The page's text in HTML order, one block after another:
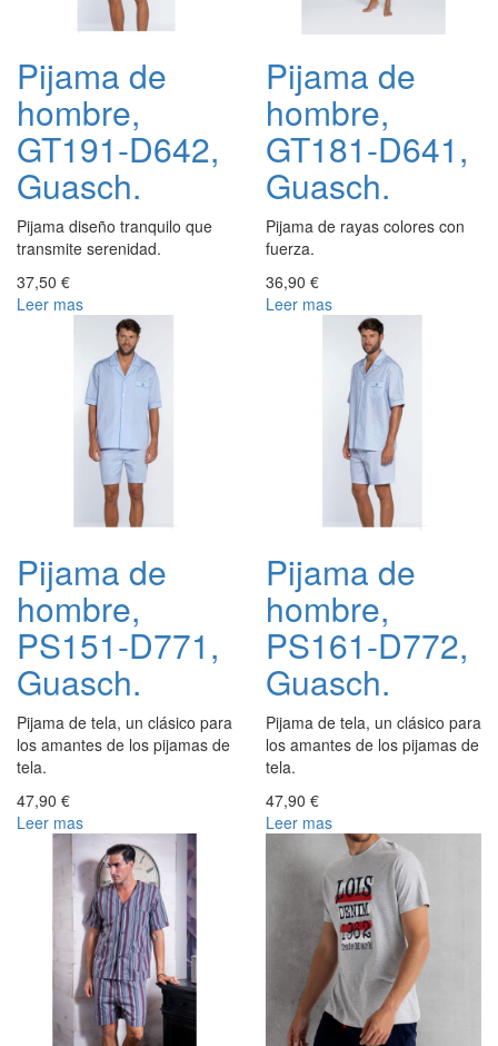
Pijama de
hombre,
GT191-D642,
Guasch.
Pijama diseño tranquilo que
transmite serenidad.
37,50 €
Leer mas
Pijama de
hombre,
GT181-D641,
Guasch.
Pijama de rayas colores con
fuerza.
36,90 €
Leer mas
Pijama de
hombre,
PS151-D771,
Guasch.
Pijama de tela, un clásico para
los amantes de los pijamas de
tela.
47,90 €
Leer mas
Pijama de
hombre,
PS161-D772,
Guasch.
Pijama de tela, un clásico para
los amantes de los pijamas de
tela.
47,90 €
Leer mas